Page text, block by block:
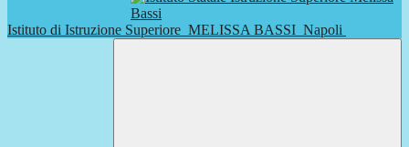
Istituto di Istruzione Superiore MELISSA BASSI Napoli